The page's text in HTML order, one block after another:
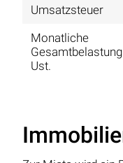
Umsatzsteuer
Monatliche
Ust.